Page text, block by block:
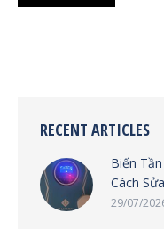
RECENT ARTICLES
Biến
Cách
29/07/